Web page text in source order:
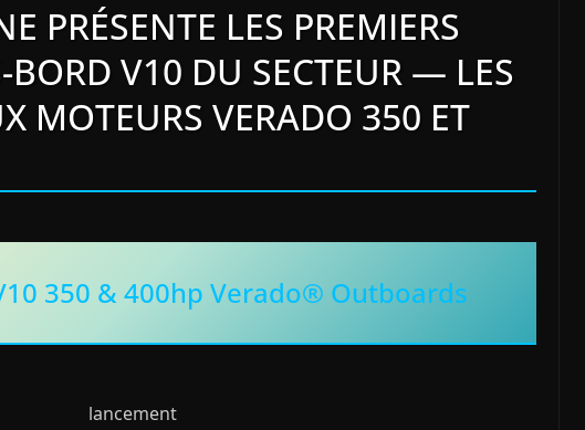
PRÉSENTE LES PREMIERS
BORD V10 DU SECTEUR — LES
MOTEURS VERADO 350 ET
350 & 400hp Verado® Outboards
lancement